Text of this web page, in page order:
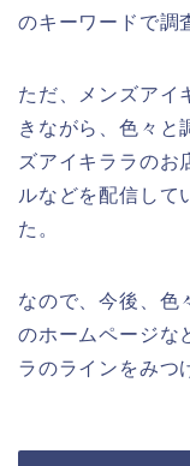
のキーワードで調
ただ、メンズアイ
きながら、色々と
ズアイキララのお
ルなどを配信して
た。
なので、今後、色
のホームページな
ラのラインをみつ